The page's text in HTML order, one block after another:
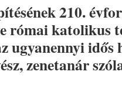
210.
római katolikus
ugyanennyi
zenetanár